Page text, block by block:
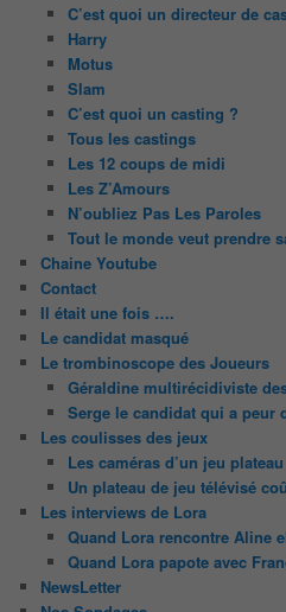
C’est quoi un directeur de
Harry
Motus
Slam
C’est quoi un casting ?
Tous les castings
Les 12 coups de midi
Les Z’Amours
N’oubliez Pas Les Paroles
Tout le monde veut prendre
Chaine Youtube
Contact
Il était une fois ….
Le candidat masqué
Le trombinoscope des Joueurs
Géraldine multirécidiviste
Serge le candidat qui a peur
Les coulisses des jeux
Les caméras d’un jeu plateau
Un plateau de jeu télévisé
Les interviews de Lora
Quand Lora rencontre Aline
Quand Lora papote avec
NewsLetter